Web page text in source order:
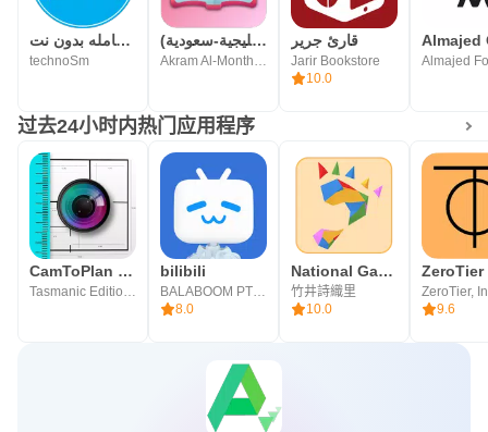
المكتبة الشامله بدون نت
technoSm
رواياتي (عربية-خليجية-سعودية) قارئ جرير
Jarir Bookstore
10.0
过去24小时内热门应用程序
CamToPlan 3D Scanner 测量，长度和平面图 bilibili
8.0
National Gay Alliance客户端开源版
竹井詩織里
10.0
ZeroTier
ZeroTier,
9.6